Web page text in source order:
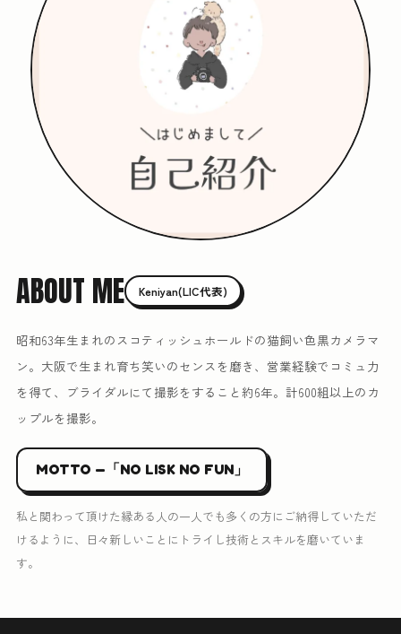
ABOUT ME Keniyan(LIC代表)
昭和63年生まれのスコティッシュホールドの猫飼い色黒カメラマ
ン。大阪で生まれ育ち笑いのセンスを磨き、営業経験でコミュ力
を得て、ブライダルにて撮影をすること約6年。計600組以上のカ
ップルを撮影。
MOTTO —「NO LISK NO FUN」
私と関わって頂けた縁ある人の一人でも多くの方にご納得していただ
けるように、日々新しいことにトライし技術とスキルを磨いていま
す。